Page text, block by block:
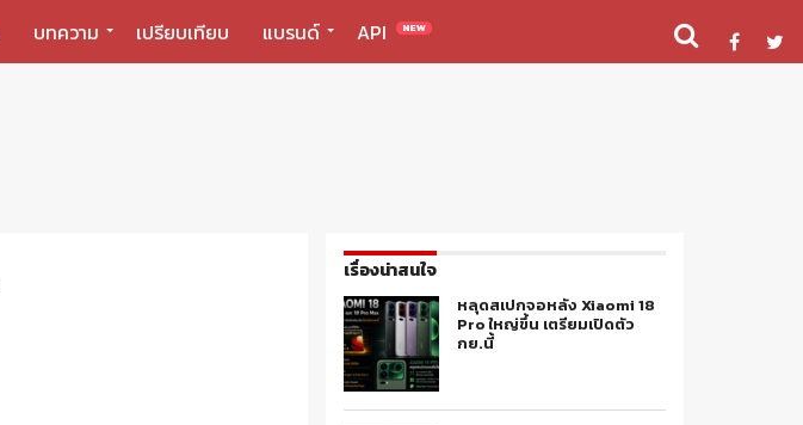
บทความ เปรียบเทียบ แบรนด์ API NEW
เรื่องน่าสนใจ
หลุดสเปกจอหลัง Xiaomi 18
Pro ใหญ่ขึ้น เตรียมเปิดตัว
กย.นี้